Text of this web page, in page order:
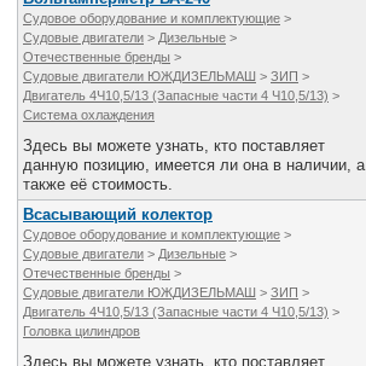
Судовое оборудование и комплектующие >
Судовые двигатели > Дизельные >
Отечественные бренды >
Судовые двигатели ЮЖДИЗЕЛЬМАШ > ЗИП >
Двигатель 4Ч10,5/13 (Запасные части 4 Ч10,5/13) >
Система охлаждения
Здесь вы можете узнать, кто поставляет
данную позицию, имеется ли она в наличии, а
также её стоимость.
Всасывающий колектор
Судовое оборудование и комплектующие >
Судовые двигатели > Дизельные >
Отечественные бренды >
Судовые двигатели ЮЖДИЗЕЛЬМАШ > ЗИП >
Двигатель 4Ч10,5/13 (Запасные части 4 Ч10,5/13) >
Головка цилиндров
Здесь вы можете узнать, кто поставляет